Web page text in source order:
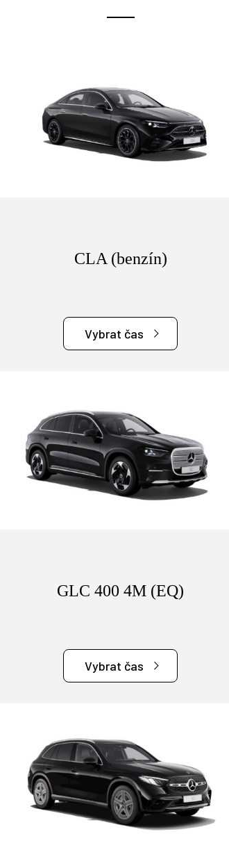
CLA (benzín)
Vybrat čas
GLC 400 4M (EQ)
Vybrat čas